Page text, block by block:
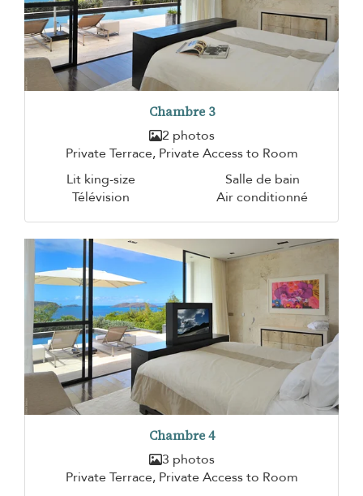
Chambre 3
2 photos
Private Terrace, Private Access to Room
Lit king-size
Salle de bain
Télévision
Air conditionné
Chambre 4
3 photos
Private Terrace, Private Access to Room